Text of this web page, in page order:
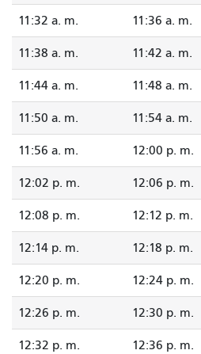
11:32 a. m. 11:36 a. m.
11:38 a. m. 11:42 a. m.
11:44 a. m. 11:48 a. m.
11:50 a. m. 11:54 a. m.
11:56 a. m. 12:00 p. m.
12:02 p. m. 12:06 p. m.
12:08 p. m. 12:12 p. m.
12:14 p. m. 12:18 p. m.
12:20 p. m. 12:24 p. m.
12:26 p. m. 12:30 p. m.
12:32 p. m. 12:36 p. m.